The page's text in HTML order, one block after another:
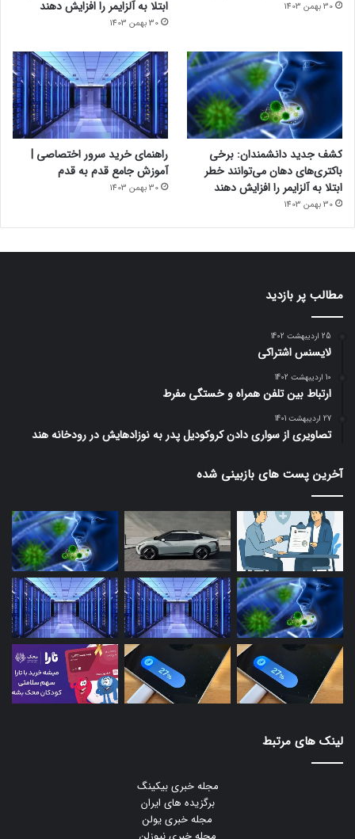
30 بهمن 1403
ابتلا به آلزایمر را افزایش دهند
30 بهمن 1403
کشف جدید دانشمندان: برخی
باکتری‌های دهان می‌توانند خطر
ابتلا به آلزایمر را افزایش دهند
30 بهمن 1403
راهنمای خرید سرور اختصاصی |
آموزش جامع قدم به قدم
30 بهمن 1403
مطالب پر بازدید
25 اردیبهشت 1402
لایسنس اشتراکی
10 اردیبهشت 1402
ارتباط بین تلفن همراه و خستگی مفرط
27 اردیبهشت 1401
تصاویری از سواری دادن کروکودیل پدر به نوزادهایش در رودخانه هند
آخرین پست های بازبینی شده
لینک های مرتبط
مجله خبری بیکینگ
برگزیده های ایران
مجله خبری یولن